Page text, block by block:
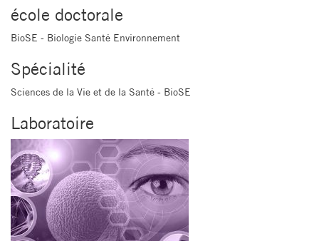
école doctorale
BioSE - Biologie Santé Environnement
Spécialité
Sciences de la Vie et de la Santé - BioSE
Laboratoire